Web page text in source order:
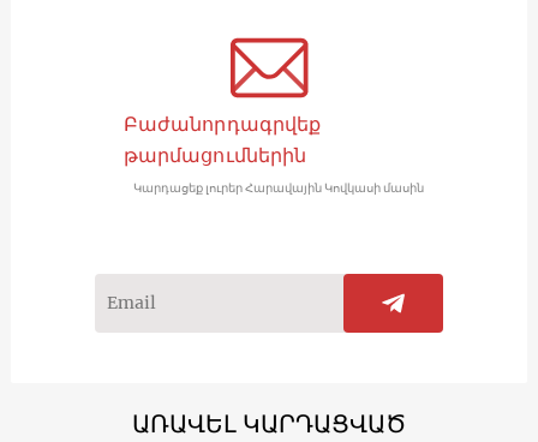
Բաժանորդագրվեք
թարմացումներին
Կարդացեք լուրեր Հարավային Կովկասի մասին
ԱՌԱՎԵԼ ԿԱՐԴԱՑՎԱԾ